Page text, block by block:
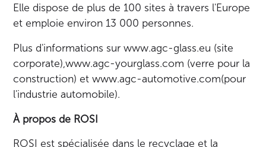
Elle dispose de plus de 100 sites à travers l'Europe
et emploie environ 13 000 personnes.
Plus d'informations sur www.agc-glass.eu (site
corporate),www.agc-yourglass.com (verre pour la
construction) et www.agc-automotive.com(pour
l'industrie automobile).
À propos de ROSI
ROSI est spécialisée dans le recyclage et la